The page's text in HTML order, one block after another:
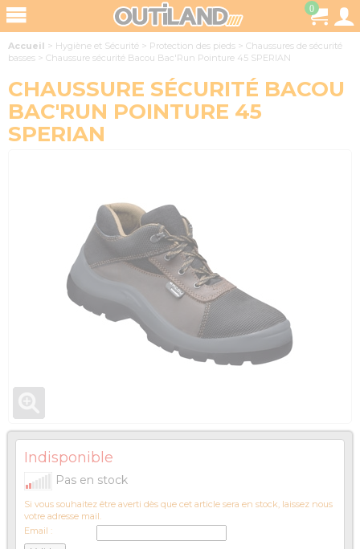
0
Accueil > Hygiène et Sécurité > Protection des pieds > Chaussures de sécurité
basses > Chaussure sécurité Bacou Bac'Run Pointure 45 SPERIAN
CHAUSSURE SÉCURITÉ BACOU
BAC'RUN POINTURE 45
SPERIAN
Indisponible
Pas en stock
Si vous souhaitez être averti dès que cet article sera en stock, laissez nous
votre adresse mail.
Email :